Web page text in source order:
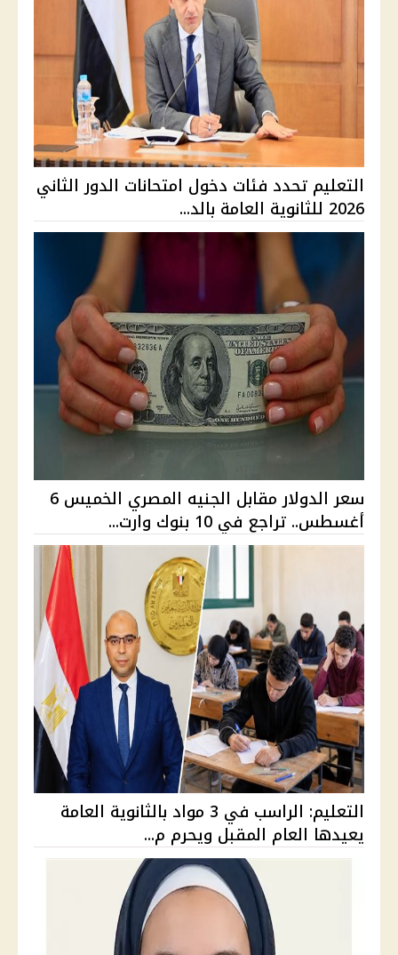
التعليم تحدد فئات دخول امتحانات الدور الثاني
2026 للثانوية العامة بالد...
سعر الدولار مقابل الجنيه المصري الخميس 6
أغسطس.. تراجع في 10 بنوك وارت...
التعليم: الراسب في 3 مواد بالثانوية العامة
يعيدها العام المقبل ويحرم م...